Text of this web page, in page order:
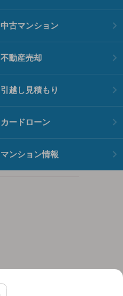
中古マンション
不動産売却
引越し見積もり
カードローン
マンション情報